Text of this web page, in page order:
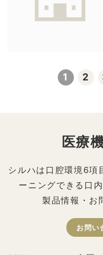
1 2
医療
シルハは口腔環境6項
ーニングできる口
製品情報・お
お問い